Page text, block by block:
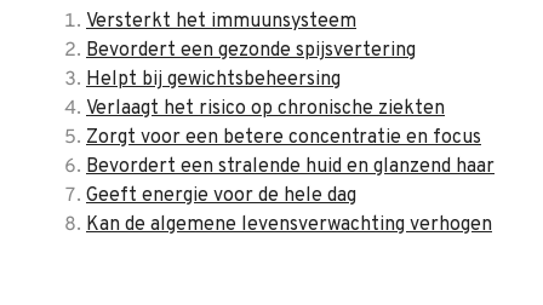
Versterkt het immuunsysteem
Bevordert een gezonde spijsvertering
Helpt bij gewichtsbeheersing
Verlaagt het risico op chronische ziekten
Zorgt voor een betere concentratie en focus
Bevordert een stralende huid en glanzend haar
Geeft energie voor de hele dag
Kan de algemene levensverwachting verhogen